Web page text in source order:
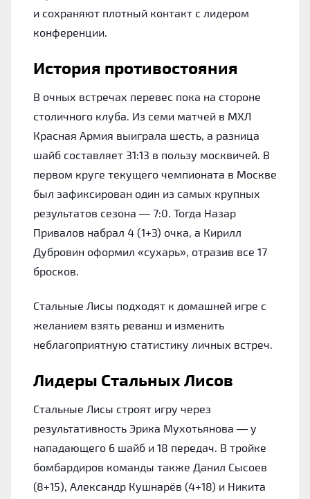
и сохраняют плотный контакт с лидером
конференции.
История противостояния
В очных встречах перевес пока на стороне
столичного клуба. Из семи матчей в МХЛ
Красная Армия выиграла шесть, а разница
шайб составляет 31:13 в пользу москвичей. В
первом круге текущего чемпионата в Москве
был зафиксирован один из самых крупных
результатов сезона — 7:0. Тогда Назар
Привалов набрал 4 (1+3) очка, а Кирилл
Дубровин оформил «сухарь», отразив все 17
бросков.
Стальные Лисы подходят к домашней игре с
желанием взять реванш и изменить
неблагоприятную статистику личных встреч.
Лидеры Стальных Лисов
Стальные Лисы строят игру через
результативность Эрика Мухотьянова — у
нападающего 6 шайб и 18 передач. В тройке
бомбардиров команды также Данил Сысоев
(8+15), Александр Кушнарёв (4+18) и Никита